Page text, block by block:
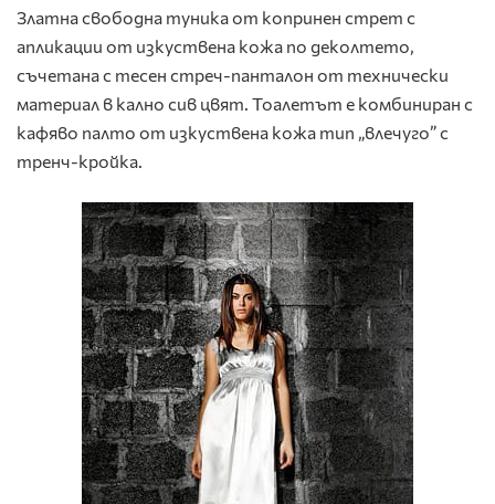
Златна свободна туника от копринен стрет с
апликации от изкуствена кожа по деколтето,
съчетана с тесен стреч-панталон от технически
материал в кално сив цвят. Тоалетът е комбиниран с
кафяво палто от изкуствена кожа тип „влечуго” с
тренч-кройка.